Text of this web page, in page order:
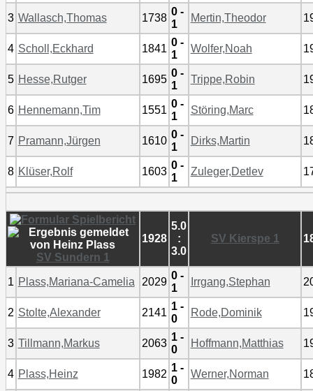
3 Wallasch,Thomas 1738
0 -
1
Mertin,Theodor
4 Scholl,Eckhard 1841
0 -
1
Wolfer,Noah
5 Hesse,Rutger 1695
0 -
1
Trippe,Robin
6 Hennemann,Tim 1551
0 -
1
Störing,Marc
7 Pramann,Jürgen 1610
0 -
1
Dirks,Martin
8 Klüser,Rolf 1603
0 -
1
Zuleger,Detlev
SV Sundern 1
1928
5.0
:
3.0
SV Kierspe 1
1 Plass,Mariana-Camelia 2029
0 -
1
Irrgang,Stephan
2 Stolte,Alexander 2141
1 -
0
Rode,Dominik
3 Tillmann,Markus 2063
1 -
0
Hoffmann,Matthias
4 Plass,Heinz 1982
1 -
0
Werner,Norman